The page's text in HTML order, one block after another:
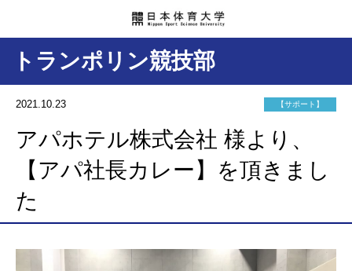
トランポリン競技部
2021.10.23 【サポート】
アパホテル株式会社 様より、
【アパ社長カレー】を頂きまし
た